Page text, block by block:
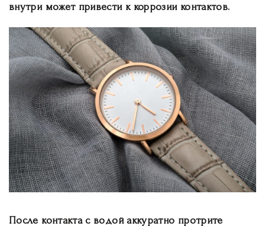
внутри может привести к коррозии контактов.
После контакта с водой аккуратно протрите